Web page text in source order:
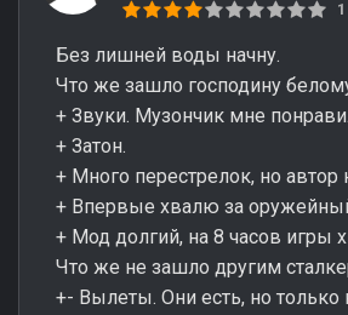
Без лишней воды начну.
Что же зашло господину
+ Звуки. Музончик мне
+ Затон.
+ Много перестрелок, но
+ Впервые хвалю за
+ Мод долгий, на 8 часов игры
Что же не зашло другим
+- Вылеты. Они есть, но только